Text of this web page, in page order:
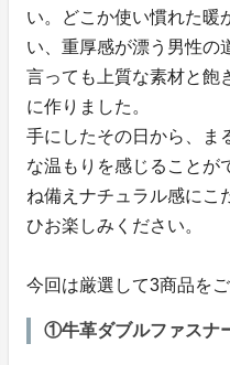
い。どこか使い慣れた暖
い、重厚感が漂う男性の
言っても上質な素材と飽
に作りました。
手にしたその日から、ま
な温もりを感じることが
ね備えナチュラル感にこ
ひお楽しみください。
今回は厳選して3商品をご
①牛革ダブルファスナ